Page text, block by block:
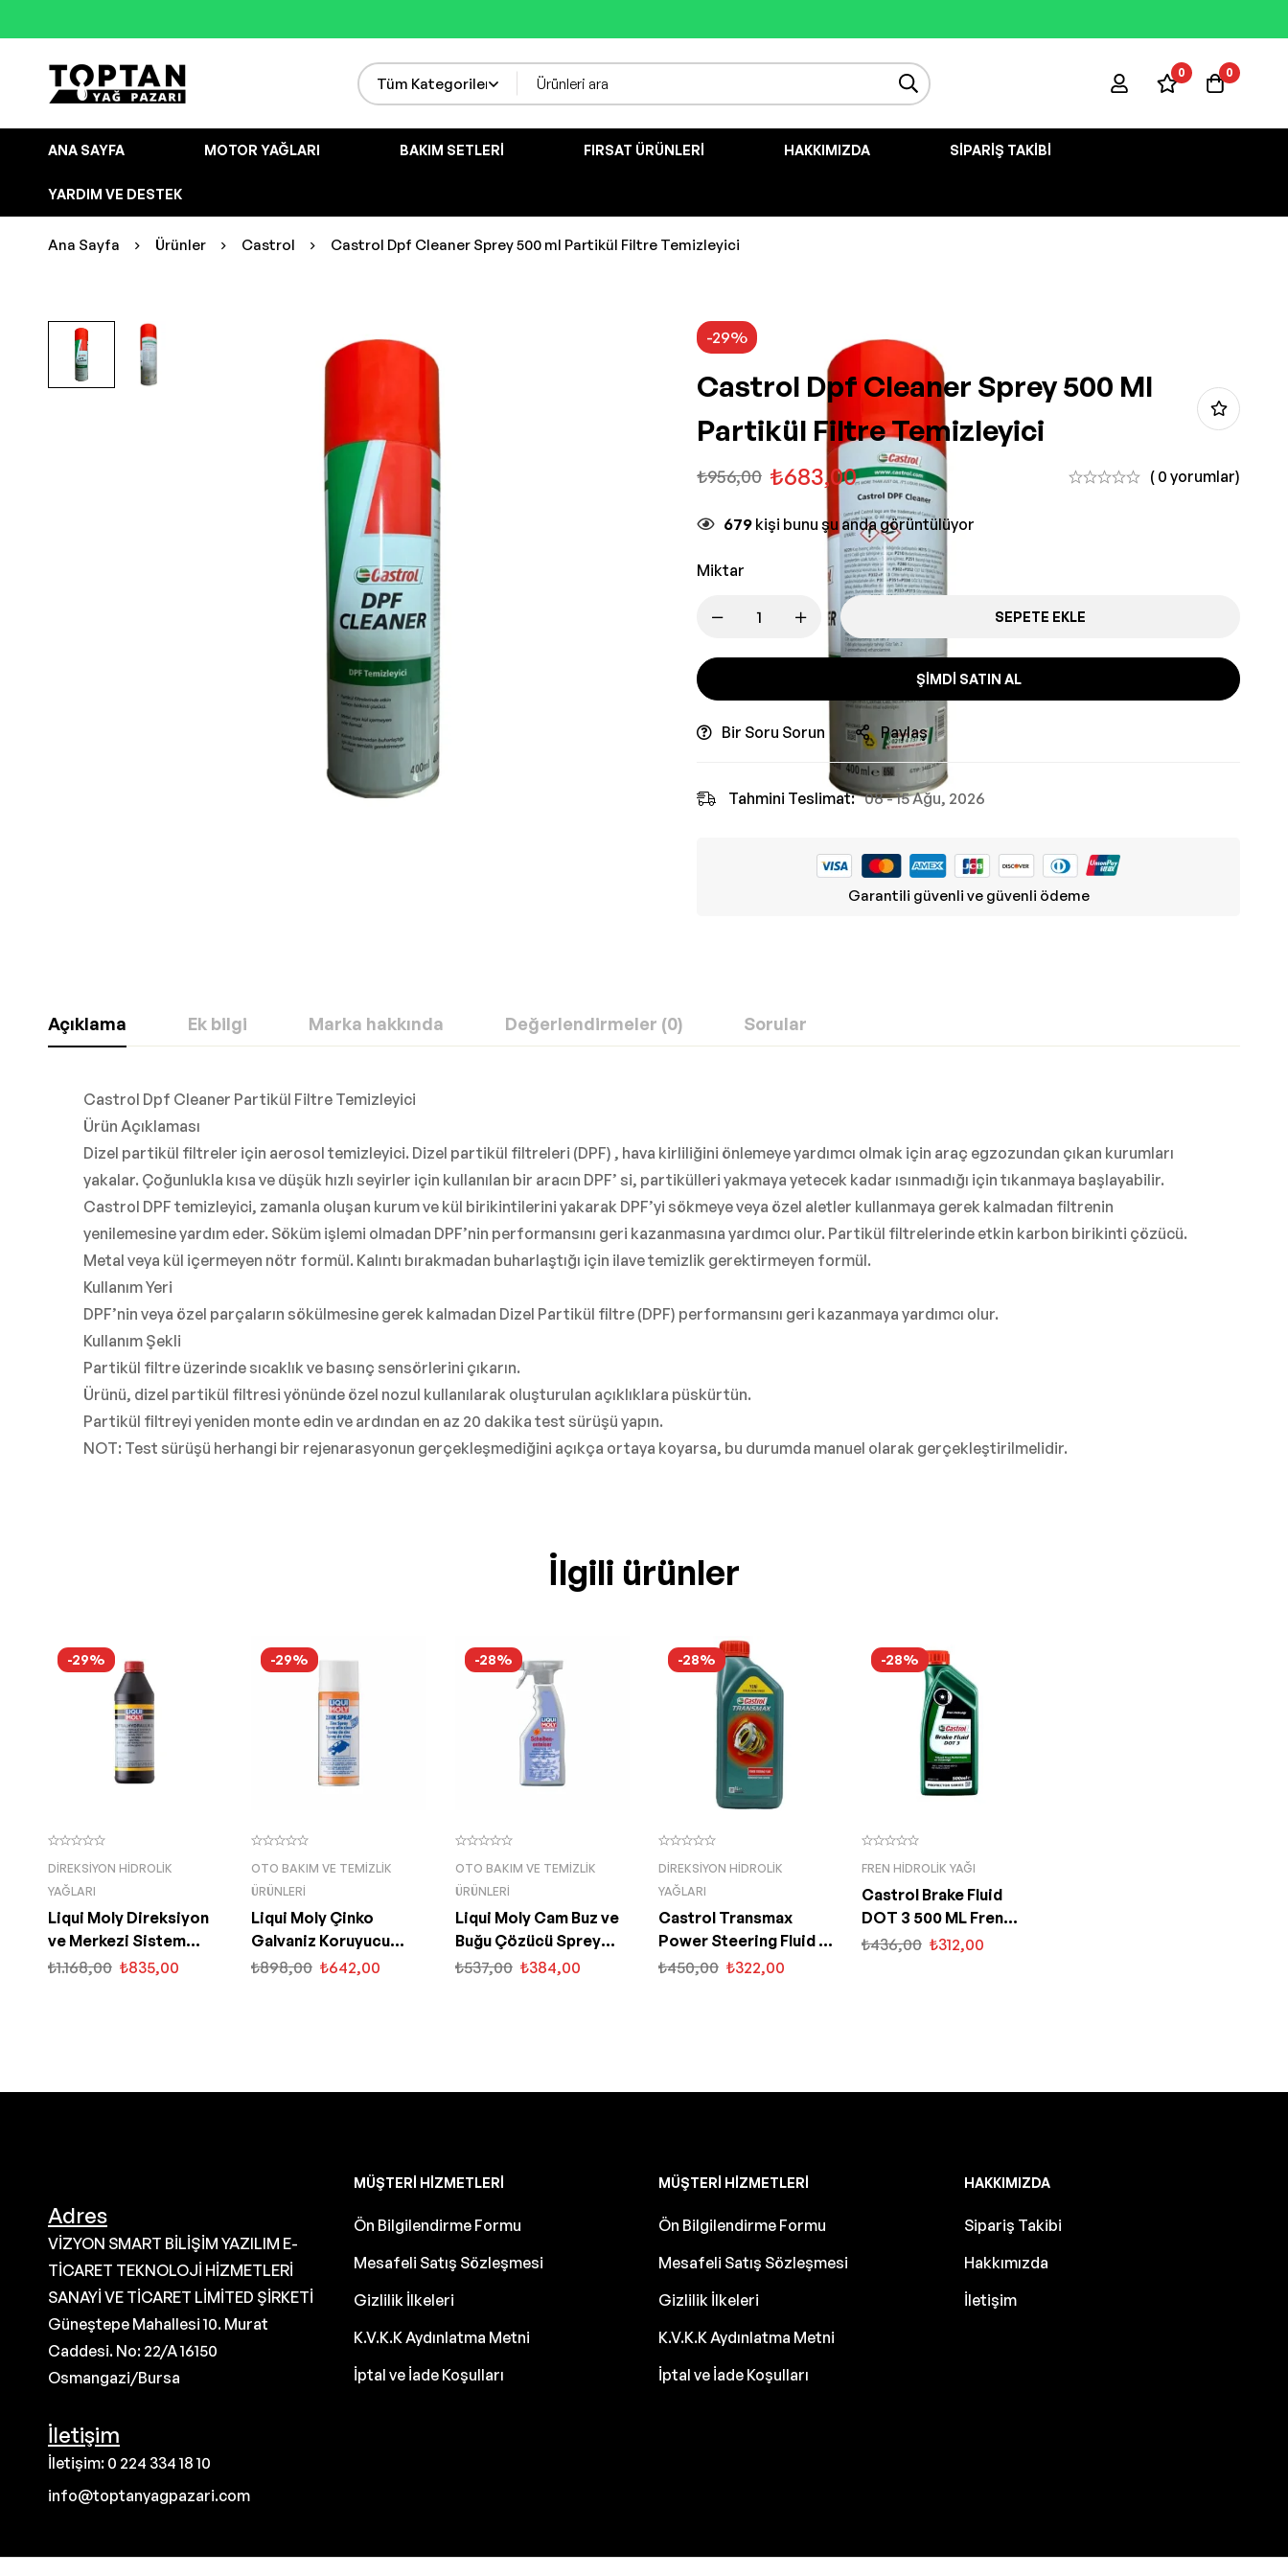
0 0
ANA SAYFA MOTOR YAĞLARI BAKIM SETLERI FIRSAT ÜRÜNLERI HAKKIMIZDA SIPARIŞ TAKIBI
YARDIM VE DESTEK
Ana Sayfa Ürünler Castrol Castrol Dpf Cleaner Sprey 500 ml Partikül Filtre Temizleyici
-29%
Castrol Dpf Cleaner Sprey 500 Ml
Partikül Filtre Temizleyici
₺956,00 ₺683,00 ( 0 yorumlar)
679 kişi bunu şu anda görüntülüyor
Miktar
SEPETE EKLE
ŞIMDI SATIN AL
Bir Soru Sorun Paylaş
Tahmini Teslimat: 08 - 15 Ağu, 2026
Garantili güvenli ve güvenli ödeme
Açıklama Ek bilgi Marka hakkında Değerlendirmeler (0) Sorular
Castrol Dpf Cleaner Partikül Filtre Temizleyici
Ürün Açıklaması
Dizel partikül filtreler için aerosol temizleyici. Dizel partikül filtreleri (DPF) , hava kirliliğini önlemeye yardımcı olmak için araç egzozundan çıkan kurumları
yakalar. Çoğunlukla kısa ve düşük hızlı seyirler için kullanılan bir aracın DPF’ si, partikülleri yakmaya yetecek kadar ısınmadığı için tıkanmaya başlayabilir.
Castrol DPF temizleyici, zamanla oluşan kurum ve kül birikintilerini yakarak DPF’yi sökmeye veya özel aletler kullanmaya gerek kalmadan filtrenin
yenilemesine yardım eder. Söküm işlemi olmadan DPF’nin performansını geri kazanmasına yardımcı olur. Partikül filtrelerinde etkin karbon birikinti çözücü.
Metal veya kül içermeyen nötr formül. Kalıntı bırakmadan buharlaştığı için ilave temizlik gerektirmeyen formül.
Kullanım Yeri
DPF’nin veya özel parçaların sökülmesine gerek kalmadan Dizel Partikül filtre (DPF) performansını geri kazanmaya yardımcı olur.
Kullanım Şekli
Partikül filtre üzerinde sıcaklık ve basınç sensörlerini çıkarın.
Ürünü, dizel partikül filtresi yönünde özel nozul kullanılarak oluşturulan açıklıklara püskürtün.
Partikül filtreyi yeniden monte edin ve ardından en az 20 dakika test sürüşü yapın.
NOT: Test sürüşü herhangi bir rejenarasyonun gerçekleşmediğini açıkça ortaya koyarsa, bu durumda manuel olarak gerçekleştirilmelidir.
İlgili ürünler
-29%
DIREKSIYON HIDROLIK
YAĞLARI
Liqui Moly Direksiyon
ve Merkezi Sistem
Hidrolik Yağı 1 Lt (1127)
₺1.168,00 ₺835,00
-29%
OTO BAKIM VE TEMIZLIK
ÜRÜNLERI
Liqui Moly Çinko
Galvaniz Koruyucu
Sprey 400 ML (1540)
₺898,00 ₺642,00
-28%
OTO BAKIM VE TEMIZLIK
ÜRÜNLERI
Liqui Moly Cam Buz ve
Buğu Çözücü Sprey
500 ML (6902)
₺537,00 ₺384,00
-28%
DIREKSIYON HIDROLIK
YAĞLARI
Castrol Transmax
Power Steering Fluid 1
Lt Direksiyon Hidrolik
₺450,00 ₺322,00
-28%
FREN HIDROLIK YAĞI
Castrol Brake Fluid
DOT 3 500 ML Fren
Hidrolik Yağı
₺436,00 ₺312,00
Adres
VİZYON SMART BİLİŞİM YAZILIM E-
TİCARET TEKNOLOJİ HİZMETLERİ
SANAYİ VE TİCARET LİMİTED ŞİRKETİ
Güneştepe Mahallesi 10. Murat
Caddesi. No: 22/A 16150
Osmangazi/Bursa
İletişim
İletişim: 0 224 334 18 10
info@toptanyagpazari.com
MÜŞTERI HIZMETLERI
Ön Bilgilendirme Formu
Mesafeli Satış Sözleşmesi
Gizlilik İlkeleri
K.V.K.K Aydınlatma Metni
İptal ve İade Koşulları
MÜŞTERI HIZMETLERI
Ön Bilgilendirme Formu
Mesafeli Satış Sözleşmesi
Gizlilik İlkeleri
K.V.K.K Aydınlatma Metni
İptal ve İade Koşulları
HAKKIMIZDA
Sipariş Takibi
Hakkımızda
İletişim